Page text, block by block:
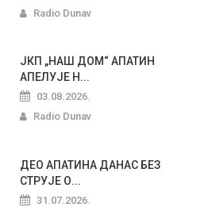
Radio Dunav
ЈКП „НАШ ДОМ“ АПАТИН
АПЕЛУЈЕ Н...
03.08.2026.
Radio Dunav
ДЕО АПАТИНА ДАНАС БЕЗ
СТРУЈЕ О...
31.07.2026.